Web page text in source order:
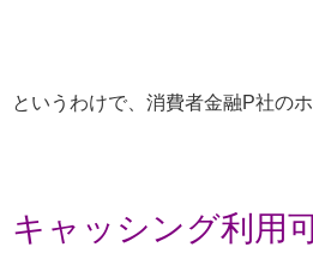
というわけで、消費者金融P社の
キャッシング利用